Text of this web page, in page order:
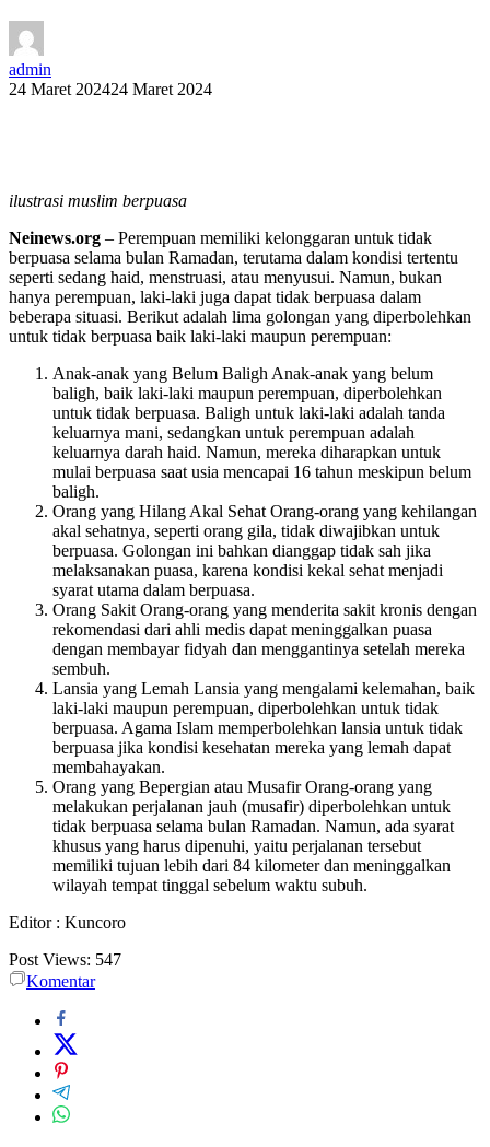
admin
24 Maret 202424 Maret 2024
ilustrasi muslim berpuasa
Neinews.org – Perempuan memiliki kelonggaran untuk tidak
berpuasa selama bulan Ramadan, terutama dalam kondisi tertentu
seperti sedang haid, menstruasi, atau menyusui. Namun, bukan
hanya perempuan, laki-laki juga dapat tidak berpuasa dalam
beberapa situasi. Berikut adalah lima golongan yang diperbolehkan
untuk tidak berpuasa baik laki-laki maupun perempuan:
Anak-anak yang Belum Baligh Anak-anak yang belum
baligh, baik laki-laki maupun perempuan, diperbolehkan
untuk tidak berpuasa. Baligh untuk laki-laki adalah tanda
keluarnya mani, sedangkan untuk perempuan adalah
keluarnya darah haid. Namun, mereka diharapkan untuk
mulai berpuasa saat usia mencapai 16 tahun meskipun belum
baligh.
Orang yang Hilang Akal Sehat Orang-orang yang kehilangan
akal sehatnya, seperti orang gila, tidak diwajibkan untuk
berpuasa. Golongan ini bahkan dianggap tidak sah jika
melaksanakan puasa, karena kondisi kekal sehat menjadi
syarat utama dalam berpuasa.
Orang Sakit Orang-orang yang menderita sakit kronis dengan
rekomendasi dari ahli medis dapat meninggalkan puasa
dengan membayar fidyah dan menggantinya setelah mereka
sembuh.
Lansia yang Lemah Lansia yang mengalami kelemahan, baik
laki-laki maupun perempuan, diperbolehkan untuk tidak
berpuasa. Agama Islam memperbolehkan lansia untuk tidak
berpuasa jika kondisi kesehatan mereka yang lemah dapat
membahayakan.
Orang yang Bepergian atau Musafir Orang-orang yang
melakukan perjalanan jauh (musafir) diperbolehkan untuk
tidak berpuasa selama bulan Ramadan. Namun, ada syarat
khusus yang harus dipenuhi, yaitu perjalanan tersebut
memiliki tujuan lebih dari 84 kilometer dan meninggalkan
wilayah tempat tinggal sebelum waktu subuh.
Editor : Kuncoro
Post Views: 547
Komentar